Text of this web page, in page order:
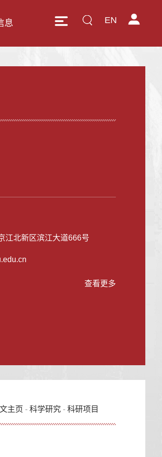
EN
息
江北新区滨江大道666号
查看更多
主页 -科学研究 -科研项目